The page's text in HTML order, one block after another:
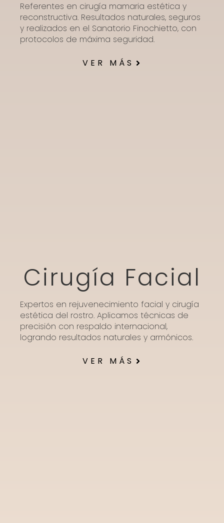
Referentes en cirugía mamaria estética y
reconstructiva. Resultados naturales, seguros
y realizados en el Sanatorio Finochietto, con
protocolos de máxima seguridad.
VER MÁS
Cirugía Facial
Expertos en rejuvenecimiento facial y cirugía
estética del rostro. Aplicamos técnicas de
precisión con respaldo internacional,
logrando resultados naturales y armónicos.
VER MÁS